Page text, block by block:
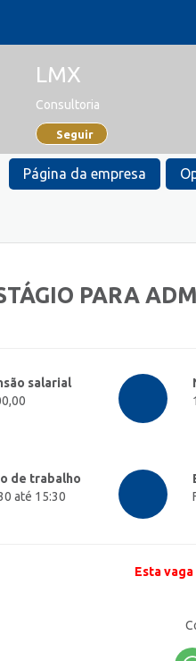
LMX
Consultoria
Seguir
Página da empresa
PARA
salarial
1
de trabalho
até 15:30
Esta